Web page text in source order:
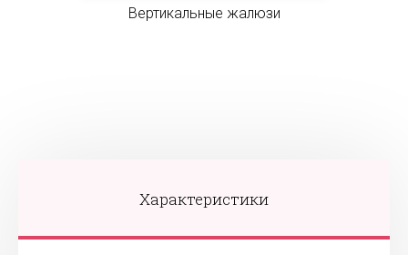
Вертикальные жалюзи
Характеристики